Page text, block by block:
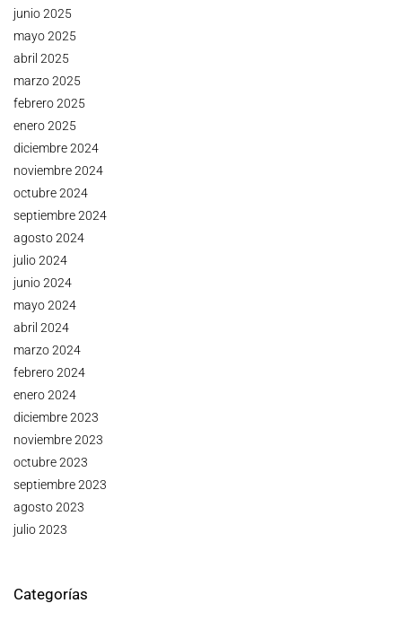
junio 2025
mayo 2025
abril 2025
marzo 2025
febrero 2025
enero 2025
diciembre 2024
noviembre 2024
octubre 2024
septiembre 2024
agosto 2024
julio 2024
junio 2024
mayo 2024
abril 2024
marzo 2024
febrero 2024
enero 2024
diciembre 2023
noviembre 2023
octubre 2023
septiembre 2023
agosto 2023
julio 2023
Categorías